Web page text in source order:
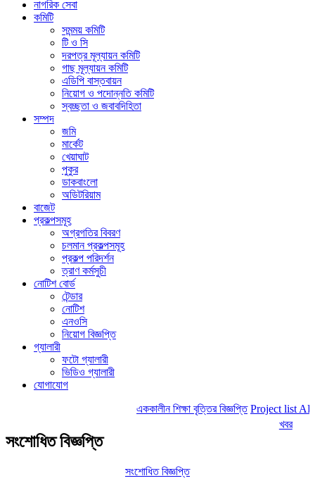
নাগরিক সেবা
কমিটি
সমন্ময় কমিটি
টি ও সি
দরপত্র মূল্যায়ন কমিটি
গাছ মূল্যায়ন কমিটি
এডিপি বাস্তবায়ন
নিয়োগ ও পদোন্নতি কমিটি
স্বচ্ছতা ও জবাবদিহিতা
সম্পদ
জমি
মার্কেট
খেয়াঘাট
পুকুর
ডাকবাংলো
অডিটরিয়াম
বাজেট
প্রকল্পসমূহ
অগ্রগতির বিবরণ
চলমান প্রকল্পসমূহ
প্রকল্প পরিদর্শন
ত্রাণ কর্মসুচী
নোটিশ বোর্ড
টেন্ডার
নোটিশ
এনওসি
নিয়োগ বিজ্ঞপ্তি
গ্যালারী
ফটো গ্যালারী
ভিডিও গ্যালারী
যোগাযোগ
এককালীন শিক্ষা বৃত্তির বিজ্ঞপ্তি Project list
খবর
সংশোধিত বিজ্ঞপ্তি
সংশোধিত বিজ্ঞপ্তি